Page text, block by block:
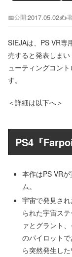
📅公開:2017.05.02✍️
SIEJAは、PS VR専
売すると発表しま
ューティングコン
す。
＜詳細は以下へ＞
PS4『
本作はPS VR
ム。
宇宙で発見さ
られた宇宙ス
ァとグラント
のパイロット
ら突然発生し